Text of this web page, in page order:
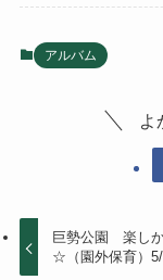
アルバム
よ
巨勢公園 楽し
☆（園外保育）5/